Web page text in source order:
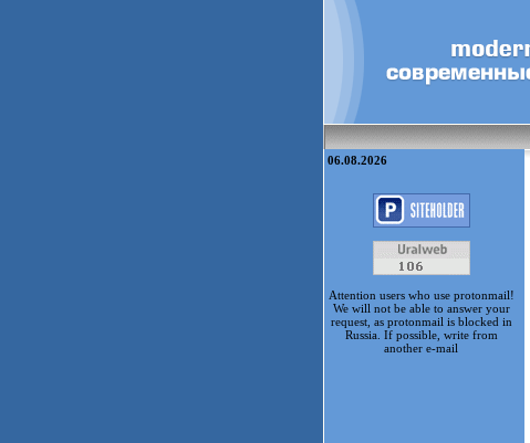
06.08.2026
Attention users who use protonmail!
We will not be able to answer your
request, as protonmail is blocked in
Russia. If possible, write from
another e-mail